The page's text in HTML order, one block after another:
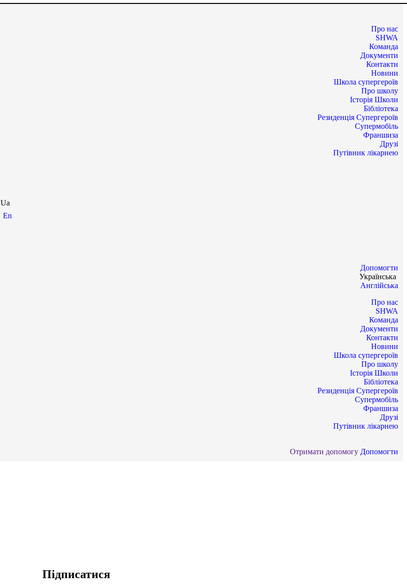
Про нас
SHWA
Команда
Документи
Контакти
Новини
Школа супергероїв
Про школу
Історія Школи
Бібліотека
Резиденція Супергероїв
Супермобіль
Франшиза
Друзі
Путівник лікарнею
Ua
En
Допомогти
Українська
Англійська
Про нас
SHWA
Команда
Документи
Контакти
Новини
Школа супергероїв
Про школу
Історія Школи
Бібліотека
Резиденція Супергероїв
Супермобіль
Франшиза
Друзі
Путівник лікарнею
Отримати допомогу Допомогти
Підписатися